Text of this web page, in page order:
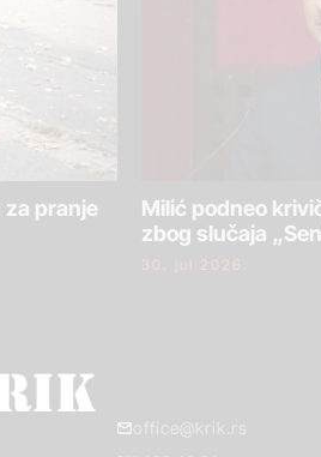
za pranje
Milić podneo
zbog slučaja
30. jul 2026.
office@krik.rs